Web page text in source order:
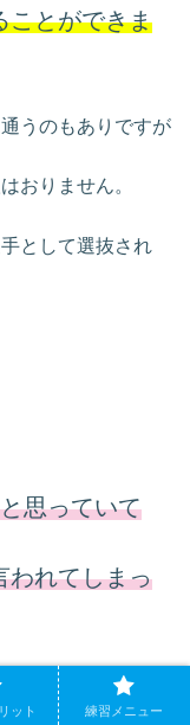
ことができま
うのもありですが
おりません。
として選抜され
思っていて
われてしまっ
ット 練習メニュー